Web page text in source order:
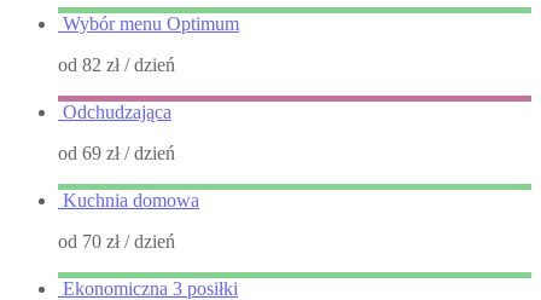
Wybór menu Optimum
od 82 zł/ dzień
Odchudzająca
od 69 zł/ dzień
Kuchnia domowa
od 70 zł/ dzień
Ekonomiczna 3 posiłki